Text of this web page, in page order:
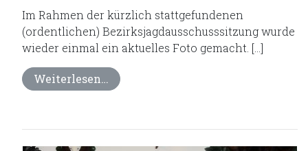
Im Rahmen der kürzlich stattgefundenen
(ordentlichen) Bezirksjagdausschusssitzung wurde
wieder einmal ein aktuelles Foto gemacht. […]
Weiterlesen…